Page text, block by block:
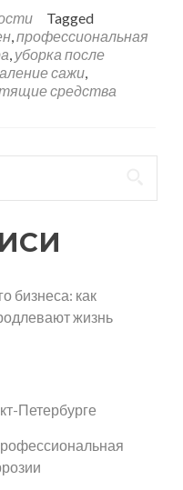
Tagged
профессиональная
уборка после
сажи
средства
бизнеса: как
жизнь
Петербурге